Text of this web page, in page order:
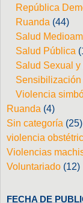
República
Ruanda (44)
Salud
Salud Pública
Salud Sexual
Violencia
Ruanda (4)
Sin categoría (25)
violencia
Violencias
Voluntariado (12)
FECHA DE